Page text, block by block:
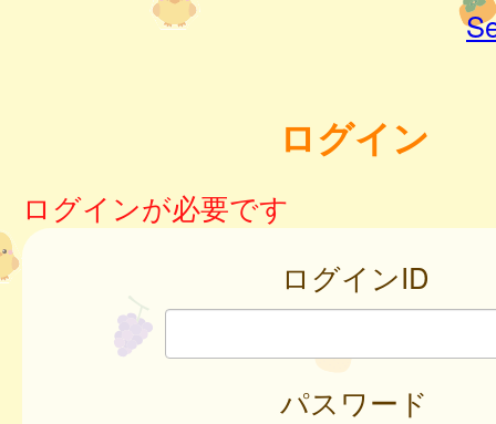
ログイン
ログインが必要です
ログインID
パスワード